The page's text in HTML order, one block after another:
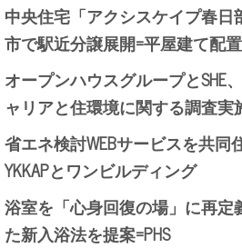
中央住宅「アクシスケイプ春
市で駅近分譲展開=平屋建て配
オープンハウスグループとSHE
ャリアと住環境に関する調査実
省エネ検討WEBサービスを共同
YKKAPとワンビルディング
浴室を「心身回復の場」に再定
た新入浴法を提案=PHS